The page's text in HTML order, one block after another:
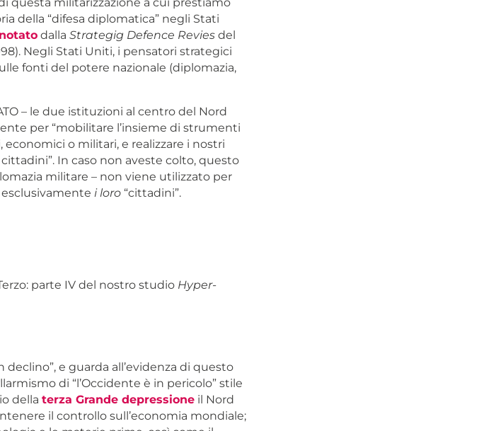
della “difesa diplomatica” negli Stati
notatodalla Strategig Defence Reviesdel
Negli Stati Uniti, i pensatori strategici
fonti del potere nazionale (diplomazia,
– le due istituzioni al centro del Nord
per “mobilitare l’insieme di strumenti
o militari, e realizzare i nostri
In caso non aveste colto, questo
militare – non viene utilizzato per
esclusivamente i loro“cittadini”.
parte IV del nostro studio Hyper-
declino”, e guarda all’evidenza di questo
di “l’Occidente è in pericolo” stile
della terza Grande depressioneil Nord
il controllo sull’economia mondiale;